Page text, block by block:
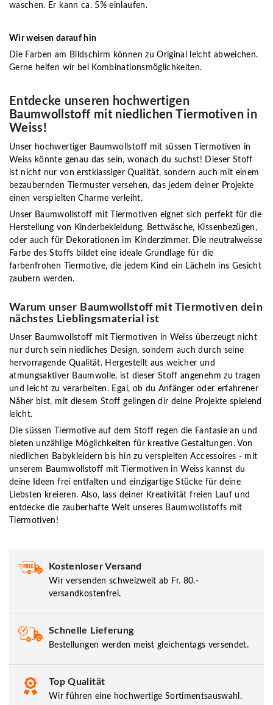
waschen. Er kann ca. 5% einlaufen.
Wir weisen darauf hin
Die Farben am Bildschirm können zu Original leicht abweichen.
Gerne helfen wir bei Kombinationsmöglichkeiten.
Entdecke unseren hochwertigen
Baumwollstoff mit niedlichen Tiermotiven in
Weiss!
Unser hochwertiger Baumwollstoff mit süssen Tiermotiven in
Weiss könnte genau das sein, wonach du suchst! Dieser Stoff
ist nicht nur von erstklassiger Qualität, sondern auch mit einem
bezaubernden Tiermuster versehen, das jedem deiner Projekte
einen verspielten Charme verleiht.
Unser Baumwollstoff mit Tiermotiven eignet sich perfekt für die
Herstellung von Kinderbekleidung, Bettwäsche, Kissenbezügen,
oder auch für Dekorationen im Kinderzimmer. Die neutralweisse
Farbe des Stoffs bildet eine ideale Grundlage für die
farbenfrohen Tiermotive, die jedem Kind ein Lächeln ins Gesicht
zaubern werden.
Warum unser Baumwollstoff mit Tiermotiven dein
nächstes Lieblingsmaterial ist
Unser Baumwollstoff mit Tiermotiven in Weiss überzeugt nicht
nur durch sein niedliches Design, sondern auch durch seine
hervorragende Qualität. Hergestellt aus weicher und
atmungsaktiver Baumwolle, ist dieser Stoff angenehm zu tragen
und leicht zu verarbeiten. Egal, ob du Anfänger oder erfahrener
Näher bist, mit diesem Stoff gelingen dir deine Projekte spielend
leicht.
Die süssen Tiermotive auf dem Stoff regen die Fantasie an und
bieten unzählige Möglichkeiten für kreative Gestaltungen. Von
niedlichen Babykleidern bis hin zu verspielten Accessoires - mit
unserem Baumwollstoff mit Tiermotiven in Weiss kannst du
deine Ideen frei entfalten und einzigartige Stücke für deine
Liebsten kreieren. Also, lass deiner Kreativität freien Lauf und
entdecke die zauberhafte Welt unseres Baumwollstoffs mit
Tiermotiven!
Kostenloser Versand
Wir versenden schweizweit ab Fr. 80.-
versandkostenfrei.
Schnelle Lieferung
Bestellungen werden meist gleichentags versendet.
Top Qualität
Wir führen eine hochwertige Sortimentsauswahl.